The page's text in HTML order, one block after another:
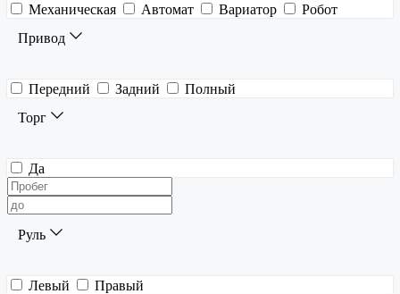
Механическая Автомат Вариатор
Робот
Привод
Передний Задний
Полный
Торг
Да
Руль
Левый
Правый